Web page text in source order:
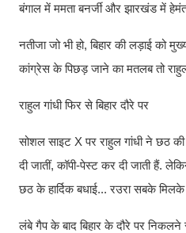
बंगाल में ममता बनर्जी और झारखंड में
नतीजा जो भी हो, बिहार की लड़ाई को
कांग्रेस के पिछड़ जाने का मतलब तो
राहुल गांधी फिर से बिहार दौरे पर
सोशल साइट X पर राहुल गांधी ने छठ
दी जातीं, कॉपी-पेस्ट कर दी जाती हैं.
छठ के हार्दिक बधाई... रउरा सबके
लंबे गैप के बाद बिहार के दौरे पर